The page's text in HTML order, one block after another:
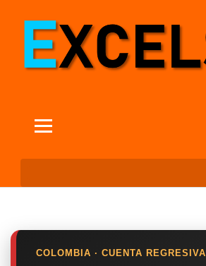
COLOMBIA · CUENTA REGRESIVA